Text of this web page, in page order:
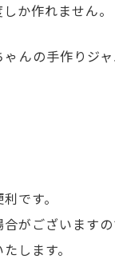
か作れません。
んの手作りジ
です。
がございますの
します。